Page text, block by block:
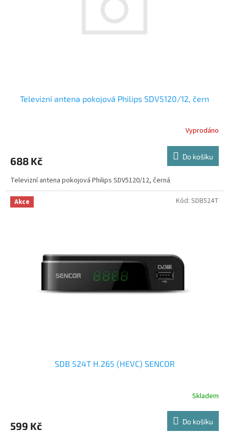
Televizní antena pokojová Philips SDV5120/12, čern
Vyprodáno
688 Kč Do košíku
Televizní antena pokojová Philips SDV5120/12, černá
Akce
SDB 524T H.265 (HEVC) SENCOR
Skladem
599 Kč Do košíku
Kód: SDB524T